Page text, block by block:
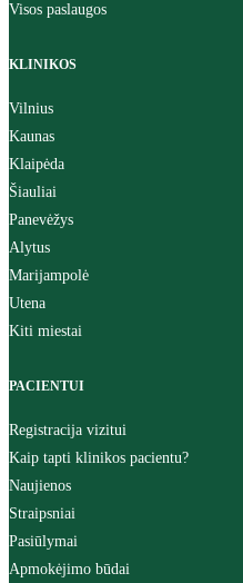
Visos paslaugos
KLINIKOS
Vilnius
Kaunas
Klaipėda
Šiauliai
Panevėžys
Alytus
Marijampolė
Utena
Kiti miestai
PACIENTUI
Registracija vizitui
Kaip tapti klinikos pacientu?
Naujienos
Straipsniai
Pasiūlymai
Apmokėjimo būdai